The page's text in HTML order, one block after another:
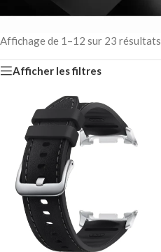
Tablette & Téléphone
Affichage de 1–12 sur 23 résultats
Afficher les filtres